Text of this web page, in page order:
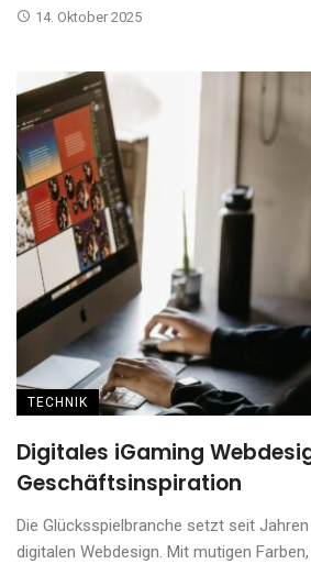
14. Oktober 2025
TECHNIK
Digitales iGaming
Geschäftsinspiration
Die Glücksspielbranche setzt seit
digitalen Webdesign. Mit mutigen